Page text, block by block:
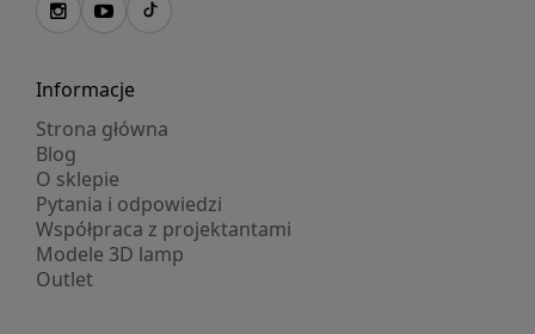
Informacje
Strona główna
Blog
O sklepie
Pytania i odpowiedzi
Współpraca z projektantami
Modele 3D lamp
Outlet